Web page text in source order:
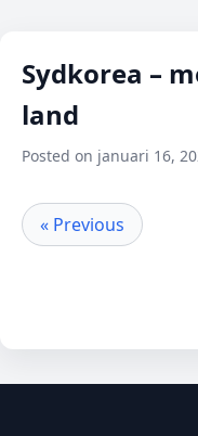
Sydkorea –
land
Posted on januari 16,
« Previous